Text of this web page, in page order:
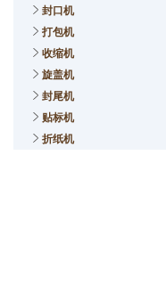
封口机
打包机
收缩机
旋盖机
封尾机
贴标机
折纸机